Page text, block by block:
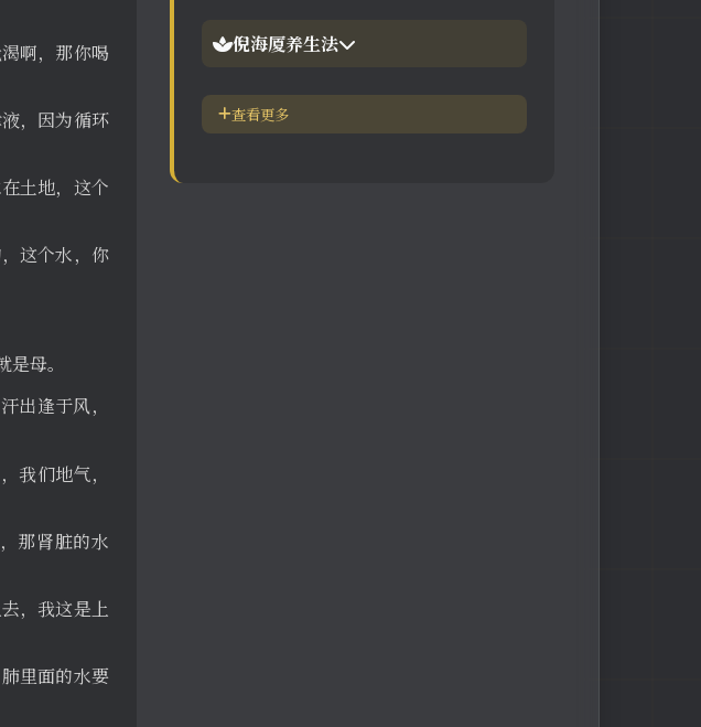
啊，那你喝
，因为循环
土地，这个
这个水，你
母。
出逢于风，
我们地气，
那肾脏的水
，我这是上
里面的水要
倪海厦养生法
五脏逼毒法和易筋经
查看更多